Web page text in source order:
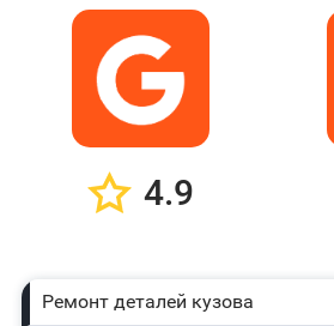
4.9
Ремонт деталей кузова